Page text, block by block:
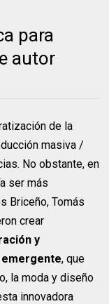
para
autor
de la
masiva /
No obstante, en
ser más
Briceño, Tomás
crear
y
, que
la moda y diseño
innovadora